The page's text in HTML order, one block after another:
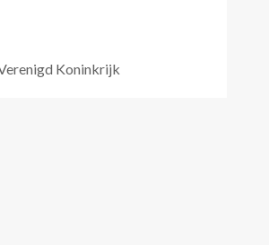
Koninkrijk